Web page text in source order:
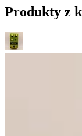
Produkty z